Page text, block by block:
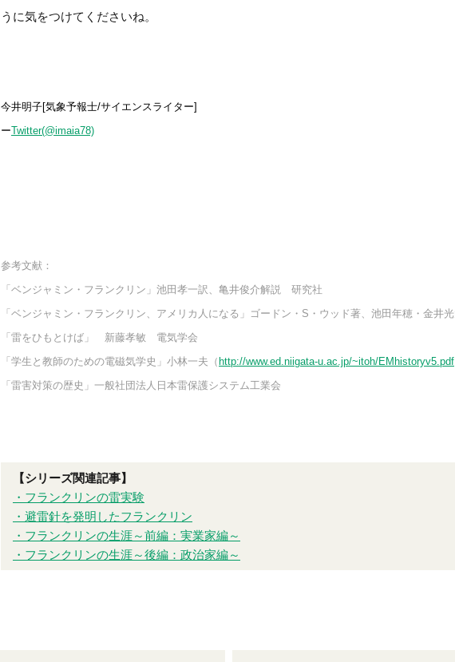
うに気をつけてくださいね。
今井明子[気象予報士/サイエンスライター]
ーTwitter(@imaia78)
参考文献：
「ベンジャミン・フランクリン」池田孝一訳、亀井俊介解説 研究社
「ベンジャミン・フランクリン、アメリカ人になる」ゴードン・S・ウッド著、池田年穂・金
「雷をひもとけば」 新藤孝敏 電気学会
「学生と教師のための電磁気学史」小林一夫 （ http://www.ed.niigata-u.ac.jp/~itoh/EMhistoryv5.pdf
「雷害対策の歴史」一般社団法人日本雷保護システム工業会
【シリーズ関連記事】
・フランクリンの雷実験
・避雷針を発明したフランクリン
・フランクリンの生涯～前編：実業家編～
・フランクリンの生涯～後編：政治家編～